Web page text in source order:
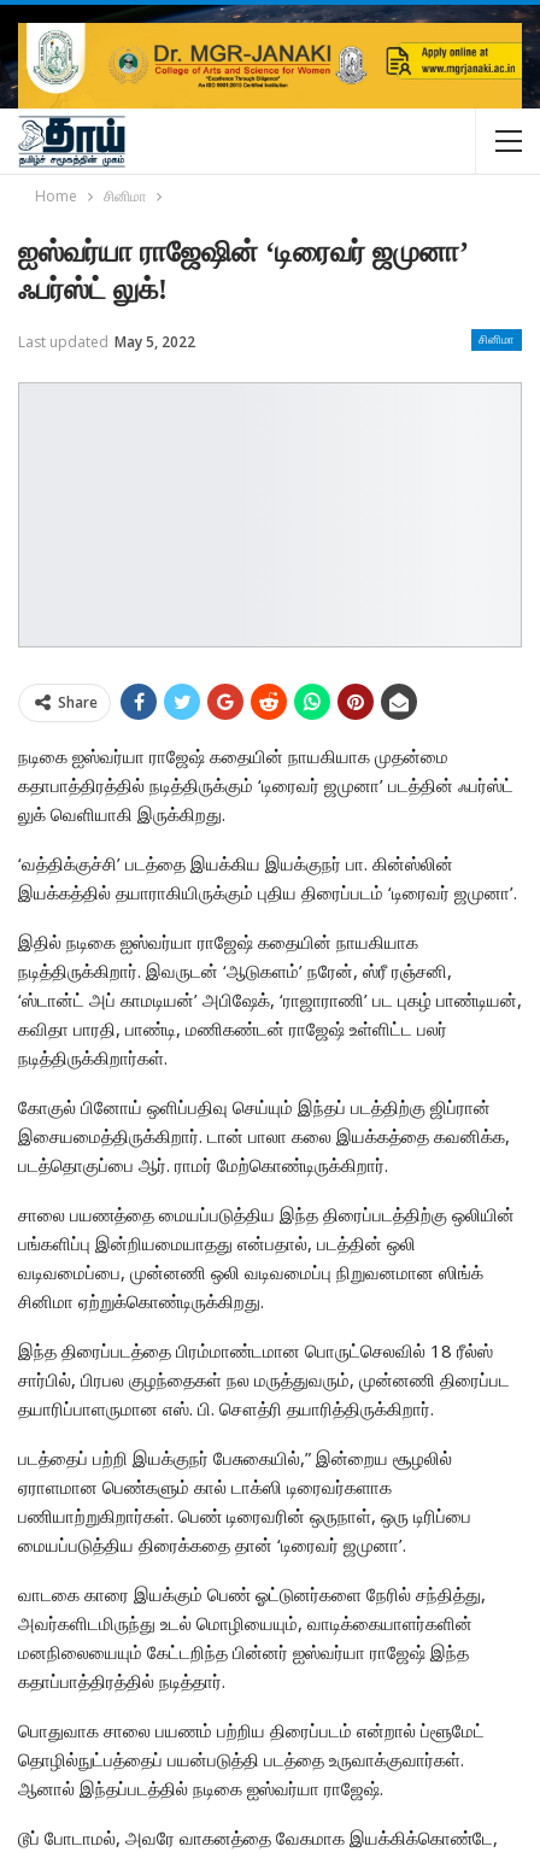
Home சினிமா
ஐஸ்வர்யா ராஜேஷின் ‘டிரைவர் ஜமுனா’
ஃபர்ஸ்ட் லுக்!
சினிமா
Last updated May 5, 2022
Share
நடிகை ஐஸ்வர்யா ராஜேஷ் கதையின் நாயகியாக முதன்மை
கதாபாத்திரத்தில் நடித்திருக்கும் ‘டிரைவர் ஜமுனா’ படத்தின் ஃபர்ஸ்ட்
லுக் வெளியாகி இருக்கிறது.
‘வத்திக்குச்சி’ படத்தை இயக்கிய இயக்குநர் பா. கின்ஸ்லின்
இயக்கத்தில் தயாராகியிருக்கும் புதிய திரைப்படம் ‘டிரைவர் ஜமுனா’.
இதில் நடிகை ஐஸ்வர்யா ராஜேஷ் கதையின் நாயகியாக
நடித்திருக்கிறார். இவருடன் ‘ஆடுகளம்’ நரேன், ஸ்ரீ ரஞ்சனி,
‘ஸ்டான்ட் அப் காமடியன்’ அபிஷேக், ‘ராஜாராணி’ பட புகழ் பாண்டியன்,
கவிதா பாரதி, பாண்டி, மணிகண்டன் ராஜேஷ் உள்ளிட்ட பலர்
நடித்திருக்கிறார்கள்.
கோகுல் பினோய் ஒளிப்பதிவு செய்யும் இந்தப் படத்திற்கு ஜிப்ரான்
இசையமைத்திருக்கிறார். டான் பாலா கலை இயக்கத்தை கவனிக்க,
படத்தொகுப்பை ஆர். ராமர் மேற்கொண்டிருக்கிறார்.
சாலை பயணத்தை மையப்படுத்திய இந்த திரைப்படத்திற்கு ஒலியின்
பங்களிப்பு இன்றியமையாதது என்பதால், படத்தின் ஒலி
வடிவமைப்பை, முன்னணி ஒலி வடிவமைப்பு நிறுவனமான ஸிங்க்
சினிமா ஏற்றுக்கொண்டிருக்கிறது.
இந்த திரைப்படத்தை பிரம்மாண்டமான பொருட்செலவில் 18 ரீல்ஸ்
சார்பில், பிரபல குழந்தைகள் நல மருத்துவரும், முன்னணி திரைப்பட
தயாரிப்பாளருமான எஸ். பி. சௌத்ரி தயாரித்திருக்கிறார்.
படத்தைப் பற்றி இயக்குநர் பேசுகையில்,” இன்றைய சூழலில்
ஏராளமான பெண்களும் கால் டாக்ஸி டிரைவர்களாக
பணியாற்றுகிறார்கள். பெண் டிரைவரின் ஒருநாள், ஒரு டிரிப்பை
மையப்படுத்திய திரைக்கதை தான் ‘டிரைவர் ஜமுனா’.
வாடகை காரை இயக்கும் பெண் ஓட்டுனர்களை நேரில் சந்தித்து,
அவர்களிடமிருந்து உடல் மொழியையும், வாடிக்கையாளர்களின்
மனநிலையையும் கேட்டறிந்த பின்னர் ஐஸ்வர்யா ராஜேஷ் இந்த
கதாப்பாத்திரத்தில் நடித்தார்.
பொதுவாக சாலை பயணம் பற்றிய திரைப்படம் என்றால் ப்ளூமேட்
தொழில்நுட்பத்தைப் பயன்படுத்தி படத்தை உருவாக்குவார்கள்.
ஆனால் இந்தப்படத்தில் நடிகை ஐஸ்வர்யா ராஜேஷ்.
டூப் போடாமல், அவரே வாகனத்தை வேகமாக இயக்கிக்கொண்டே,